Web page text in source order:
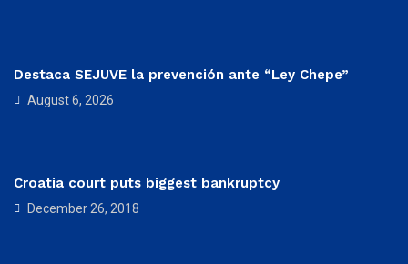
Destaca SEJUVE la prevención ante “Ley Chepe”
August 6, 2026
Croatia court puts biggest bankruptcy
December 26, 2018